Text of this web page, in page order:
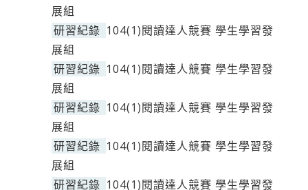
展組
研習紀錄 104(1)閱讀達人競賽 學生學習發
展組
研習紀錄 104(1)閱讀達人競賽 學生學習發
展組
研習紀錄 104(1)閱讀達人競賽 學生學習發
展組
研習紀錄 104(1)閱讀達人競賽 學生學習發
展組
研習紀錄 104(1)閱讀達人競賽 學生學習發